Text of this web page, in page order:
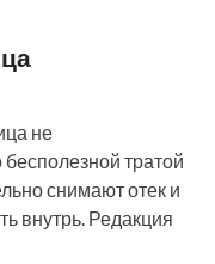
не
тратой
снимают отек и
внутрь. Редакция